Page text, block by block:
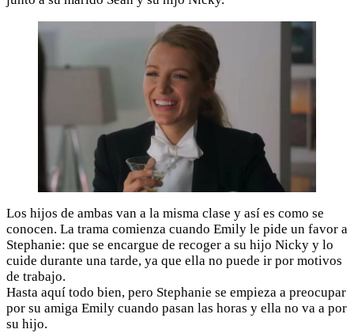
Los hijos de ambas van a la misma clase y así es como se
conocen. La trama comienza cuando Emily le pide un favor a
Stephanie: que se encargue de recoger a su hijo Nicky y lo
cuide durante una tarde, ya que ella no puede ir por motivos
de trabajo.
Hasta aquí todo bien, pero Stephanie se empieza a preocupar
por su amiga Emily cuando pasan las horas y ella no va a por
su hijo.